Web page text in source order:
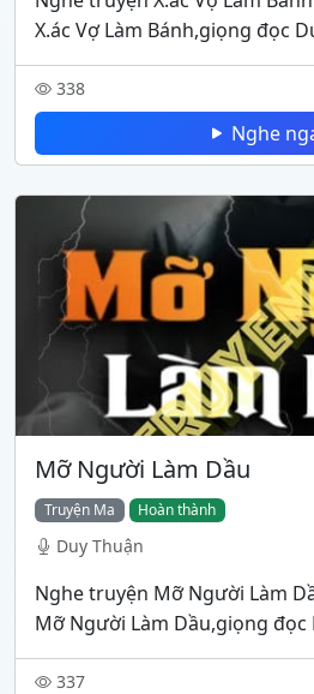
X.ác Vợ Làm Bánh,giọng đọc
338
Nghe
Mỡ Người Làm Dầu
Truyện Ma Hoàn thành
Duy Thuận
Nghe truyện Mỡ Người Làm
Mỡ Người Làm Dầu,giọng đọc
337